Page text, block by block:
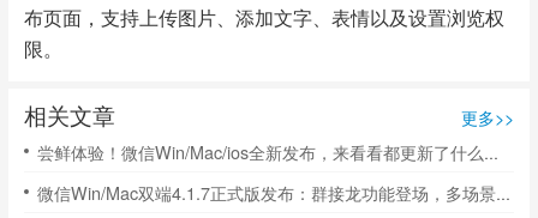
布页面，支持上传图片、添加文字、表情以及设置浏览权
限。
相关文章 更多>>
尝鲜体验！微信Win/Mac/ios全新发布，来看看都更新了什么功能！
微信Win/Mac双端4.1.7正式版发布：群接龙功能登场，多场景体验再升级